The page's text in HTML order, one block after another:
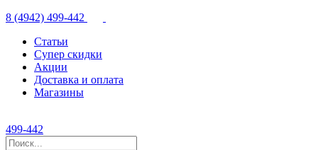
8 (4942) 499-442
Статьи
Супер скидки
Акции
Доставка и оплата
Магазины
499-442